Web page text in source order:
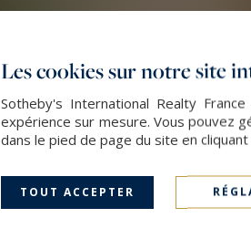
Les cookies sur notre site
Sotheby's International Realty
expérience sur mesure. Vous pouvez
dans le pied de page du site en
TOUT ACCEPTER